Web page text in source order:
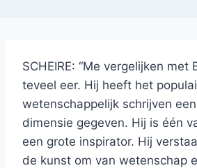
SCHEIRE: “Me vergelijken met
teveel eer. Hij heeft het
wetenschappelijk schrijven
dimensie gegeven. Hij is één
een grote inspirator. Hij
de kunst om van wetenschap